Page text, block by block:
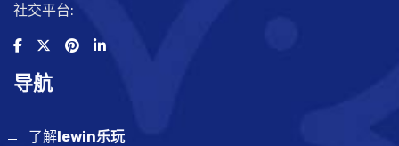
社交平台:
导航
了解lewin乐玩